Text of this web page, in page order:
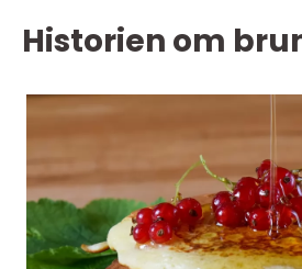
Historien om